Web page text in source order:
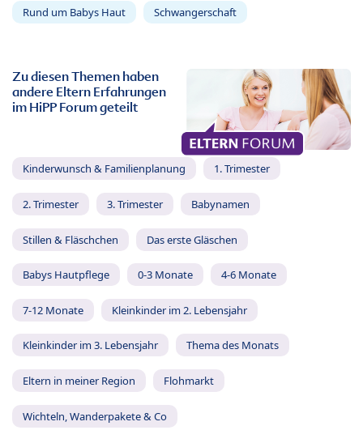
Rund um Babys Haut Schwangerschaft
Zu diesen Themen haben
andere Eltern Erfahrungen
im HiPP Forum geteilt
Kinderwunsch & Familienplanung 1. Trimester
2. Trimester 3. Trimester Babynamen
Stillen & Fläschchen Das erste Gläschen
Babys Hautpflege 0-3 Monate 4-6 Monate
7-12 Monate Kleinkinder im 2. Lebensjahr
Kleinkinder im 3. Lebensjahr Thema des Monats
Eltern in meiner Region Flohmarkt
Wichteln, Wanderpakete & Co